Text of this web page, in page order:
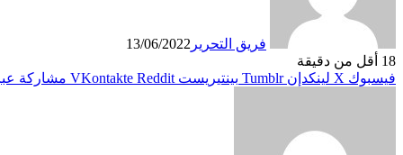
فريق التحرير 13/06/2022
18 أقل من دقيقة
فيسبوك X لينكدإن بينتيريست مشاركة